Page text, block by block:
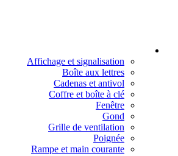
Affichage et signalisation
Boîte aux lettres
Cadenas et antivol
Coffre et boîte à clé
Fenêtre
Gond
Grille de ventilation
Poignée
Rampe et main courante